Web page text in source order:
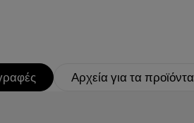
Αρχεία για τα προϊόντα